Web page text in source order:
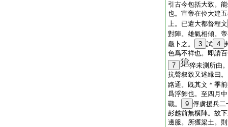
引古今包括大致。
也。宣帝在位大建
上。已遣大都督程文
對陣。雄氣相傾。
龜卜之。
3 試 4
色爲不祥也。即請
7
猝未測所由
抗聲叙致又述縁曰
路通。既其文＊季
爲浮飾也。至四月
戰。
9 俘虜援兵二
彭越前無横陣。故
邊服。所獲梁土。